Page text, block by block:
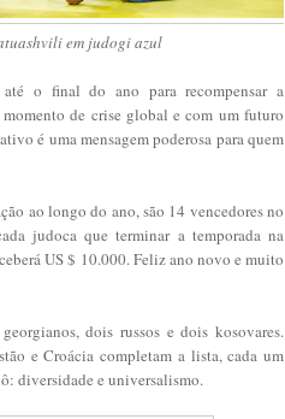
em judogi azul
o final do ano para recompensar a
de crise global e com um futuro
é uma mensagem poderosa para quem
ao longo do ano, são 14 vencedores no
judoca que terminar a temporada na
US $ 10.000. Feliz ano novo e muito
dois russos e dois kosovares.
e Croácia completam a lista, cada um
diversidade e universalismo.